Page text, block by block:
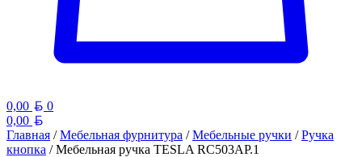
0,00 Белорусский рубль
0
0,00
Главная /Мебельная фурнитура /Мебельные ручки /Ручка
кнопка / Мебельная ручка TESLA RC503AP.1